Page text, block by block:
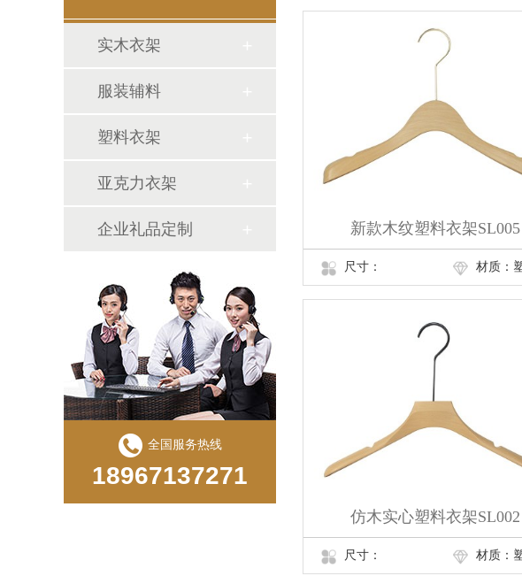
实木衣架
服装辅料
塑料衣架
亚克力衣架
企业礼品定制
全国服务热线
18967137271
新款木纹塑料衣架SL005
尺寸： 材质：
仿木实心塑料衣架SL002
尺寸： 材质：